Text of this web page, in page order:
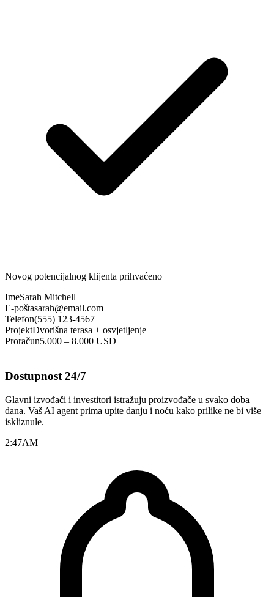
Novog potencijalnog klijenta prihvaćeno
ImeSarah Mitchell
E-poštasarah@email.com
Telefon(555) 123-4567
ProjektDvorišna terasa + osvjetljenje
Proračun5.000 – 8.000 USD
Dostupnost 24/7
Glavni izvođači i investitori istražuju proizvođače u svako doba
dana. Vaš AI agent prima upite danju i noću kako prilike ne bi više
iskliznule.
2:47AM